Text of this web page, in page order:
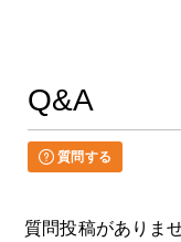
Q&A
質問する
質問投稿がありま